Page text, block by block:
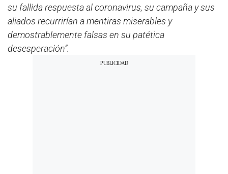
su fallida respuesta al coronavirus, su campaña y sus
aliados recurrirían a mentiras miserables y
demostrablemente falsas en su patética
desesperación”.